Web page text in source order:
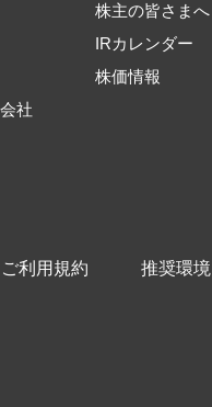
社
株主の皆さまへ
IRカレンダー
株価情報
ご利用規約 推奨環境